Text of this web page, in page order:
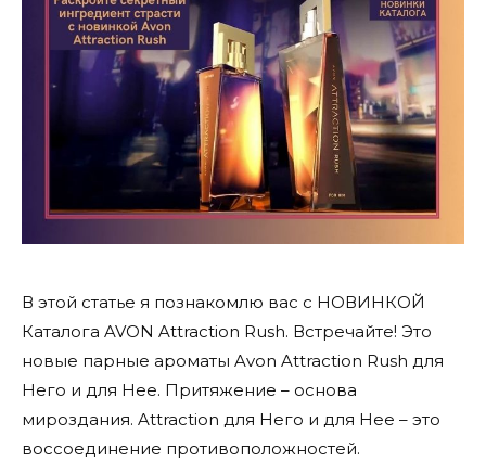
В этой статье я познакомлю вас с НОВИНКОЙ
Каталога AVON Attraction Rush. Встречайте! Это
новые парные ароматы Avon Attraction Rush для
Него и для Нее. Притяжение – основа
мироздания. Attraction для Него и для Нее – это
воссоединение противоположностей.